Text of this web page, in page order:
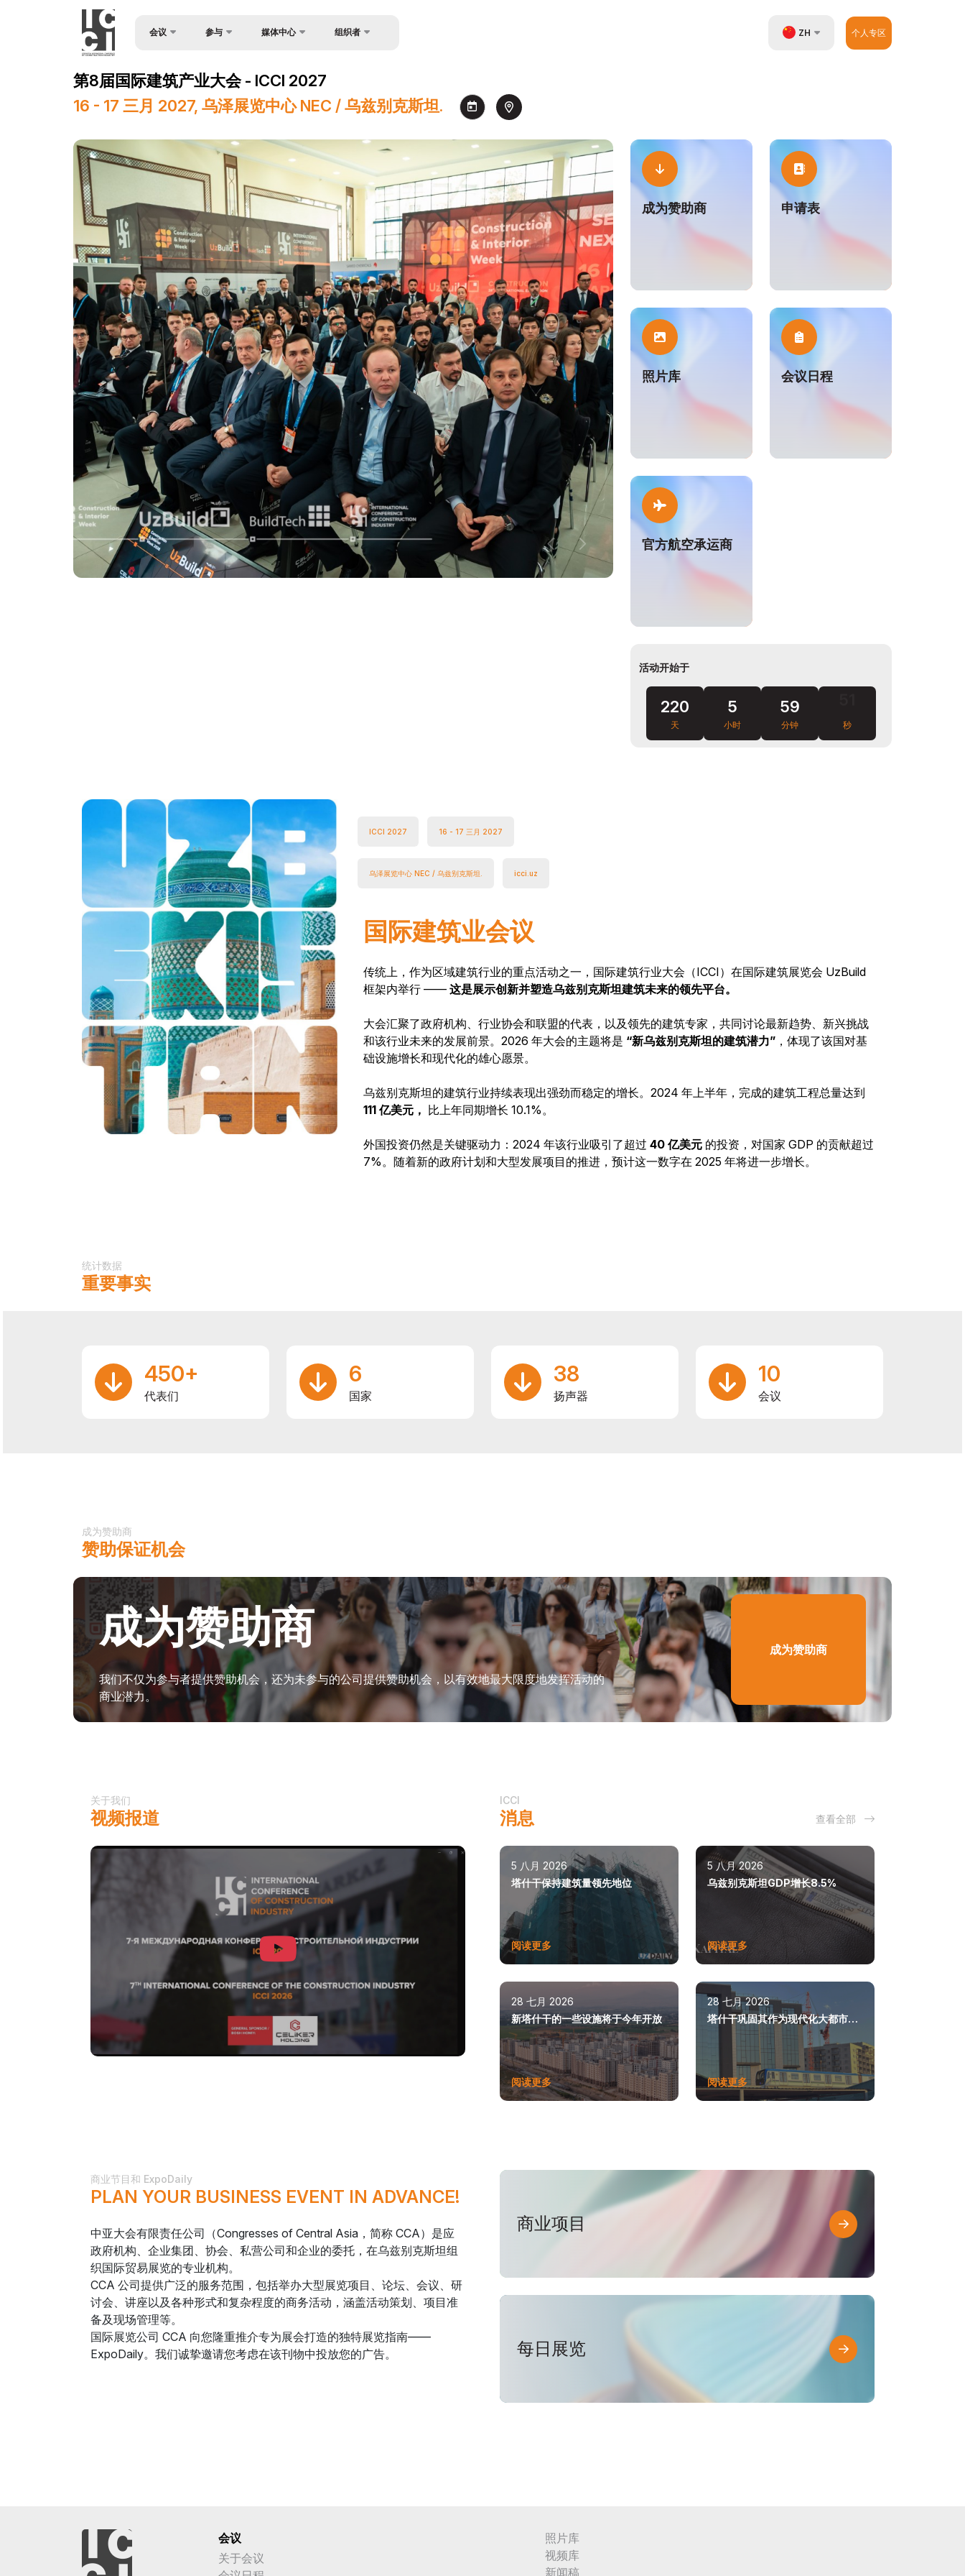
会议
会议日程
场地
官方支持
参与
扬声器
媒体中心
新闻稿
注册为媒体
组织者 ZH 个人专区
第8届国际建筑产业大会 - ICCI 2027
16 - 17 三月 2027, 乌泽展览中心 NEC / 乌兹别克斯坦.
成为赞助商 申请表
照片库 会议日程
官方航空承运商
活动开始于
220
天
5
小时
59
分钟 秒
ICCI 2027 16 - 17 三月 2027
乌泽展览中心 NEC / 乌兹别克斯坦. icci.uz
国际建筑业会议
传统上，作为区域建筑行业的重点活动之一，国际建筑行业大会（ICCI）在国际建筑展览会 UzBuild
框架内举行 —— 这是展示创新并塑造乌兹别克斯坦建筑未来的领先平台。
大会汇聚了政府机构、行业协会和联盟的代表，以及领先的建筑专家，共同讨论最新趋势、新兴挑战
和该行业未来的发展前景。2026 年大会的主题将是 “新乌兹别克斯坦的建筑潜力” ，体现了该国对基
础设施增长和现代化的雄心愿景。
乌兹别克斯坦的建筑行业持续表现出强劲而稳定的增长。2024 年上半年，完成的建筑工程总量达到
111 亿美元， 比上年同期增长 10.1%。
外国投资仍然是关键驱动力：2024 年该行业吸引了超过 40 亿美元 的投资，对国家 GDP 的贡献超过
7%。随着新的政府计划和大型发展项目的推进，预计这一数字在 2025 年将进一步增长。
统计数据
重要事实
450+
代表们
6
国家
38
扬声器
10
会议
成为赞助商
赞助保证机会
成为赞助商
我们不仅为参与者提供赞助机会，还为未参与的公司提供赞助机会，以有效地最大限度地发挥活动的
商业潜力。
成为赞助商
关于我们
视频报道
ICCI
消息 查看全部
5 八月 2026
塔什干保持建筑量领先地位
阅读更多
5 八月 2026
乌兹别克斯坦GDP增长8.5%
阅读更多
28 七月 2026
新塔什干的一些设施将于今年开放
阅读更多
28 七月 2026
塔什干巩固其作为现代化大都市的
阅读更多
商业节目和 ExpoDaily
PLAN YOUR BUSINESS EVENT IN ADVANCE!
中亚大会有限责任公司（Congresses of Central Asia，简称 CCA）是应
政府机构、企业集团、协会、私营公司和企业的委托，在乌兹别克斯坦组
织国际贸易展览的专业机构。
CCA 公司提供广泛的服务范围，包括举办大型展览项目、论坛、会议、研
讨会、讲座以及各种形式和复杂程度的商务活动，涵盖活动策划、项目准
备及现场管理等。
国际展览公司 CCA 向您隆重推介专为展会打造的独特展览指南——
ExpoDaily。我们诚挚邀请您考虑在该刊物中投放您的广告。
商业项目
每日展览
会议
关于会议
照片库
视频库
新闻稿